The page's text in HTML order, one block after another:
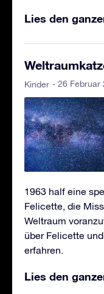
Lies den
Kinder - 26 Februar
1963 half eine
Felicette, die
Weltraum
über Felicette
erfahren.
Lies den